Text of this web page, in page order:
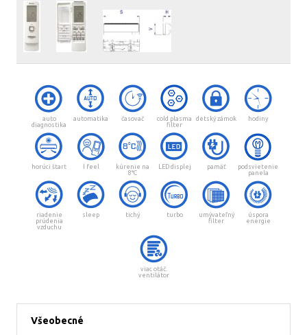
auto
diagnostika
automatika časovač
cold plasma
filter
detský zámok hodiny
horúci štart I feel
kúrenie na
8°C
LED displej pamäť
podsvietenie
panela
riadenie
prúdenia
vzduchu
sleep tichý turbo
umývateľný
filter
úspora
energie
viac otáč.
ventilátor
Všeobecné